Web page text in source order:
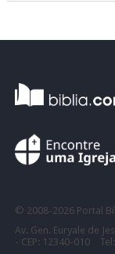
© 2008- 2026 Portal
Av. Gen. Euryale de
- CEP: 12340-010